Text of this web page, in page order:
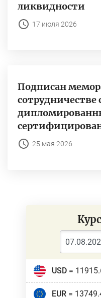
ликвидности
17 июля 2026
Подписан
сотрудничестве
25 мая 2026
USD=
EUR=